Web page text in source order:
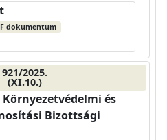
dokumentum
921/2025.
(XI.10.)
és
Bizottsági